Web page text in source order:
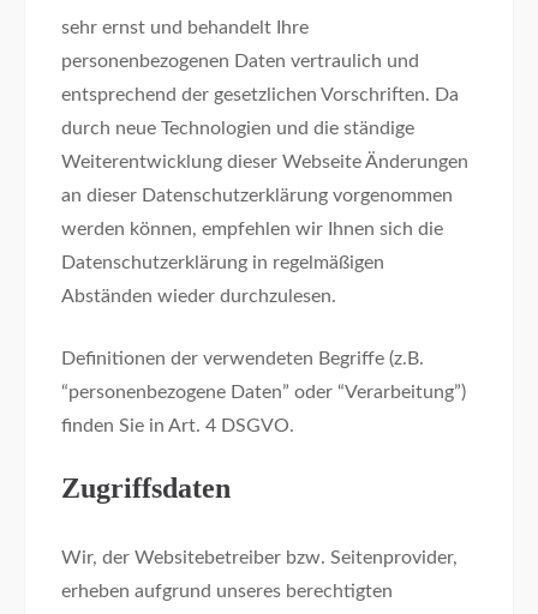
sehr ernst und behandelt Ihre
personenbezogenen Daten vertraulich und
entsprechend der gesetzlichen Vorschriften. Da
durch neue Technologien und die ständige
Weiterentwicklung dieser Webseite Änderungen
an dieser Datenschutzerklärung vorgenommen
werden können, empfehlen wir Ihnen sich die
Datenschutzerklärung in regelmäßigen
Abständen wieder durchzulesen.
Definitionen der verwendeten Begriffe (z.B.
“personenbezogene Daten” oder “Verarbeitung”)
finden Sie in Art. 4 DSGVO.
Zugriffsdaten
Wir, der Websitebetreiber bzw. Seitenprovider,
erheben aufgrund unseres berechtigten